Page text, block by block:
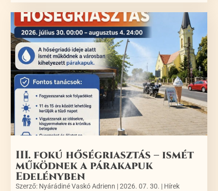
III. fokú hőségriasztás – ismét
működnek a párakapuk
Edelényben
Szerző: Nyárádiné Vaskó Adrienn |2026. 07. 30. | Hírek